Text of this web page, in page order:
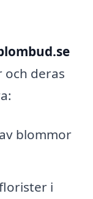
deras
blommor
i